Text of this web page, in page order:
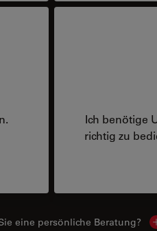
Ich benötige
richtig zu
eine persönliche Beratung?